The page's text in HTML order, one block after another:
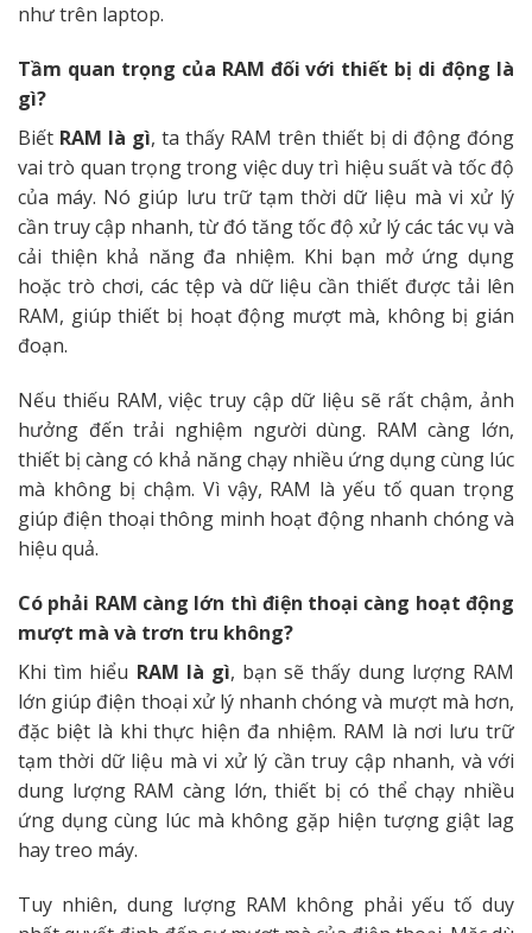
như trên laptop.
Tầm quan trọng của RAM đối với thiết bị di động là
gì?
Biết RAM là gì, ta thấy RAM trên thiết bị di động đóng
vai trò quan trọng trong việc duy trì hiệu suất và tốc độ
của máy. Nó giúp lưu trữ tạm thời dữ liệu mà vi xử lý
cần truy cập nhanh, từ đó tăng tốc độ xử lý các tác vụ và
cải thiện khả năng đa nhiệm. Khi bạn mở ứng dụng
hoặc trò chơi, các tệp và dữ liệu cần thiết được tải lên
RAM, giúp thiết bị hoạt động mượt mà, không bị gián
đoạn.
Nếu thiếu RAM, việc truy cập dữ liệu sẽ rất chậm, ảnh
hưởng đến trải nghiệm người dùng. RAM càng lớn,
thiết bị càng có khả năng chạy nhiều ứng dụng cùng lúc
mà không bị chậm. Vì vậy, RAM là yếu tố quan trọng
giúp điện thoại thông minh hoạt động nhanh chóng và
hiệu quả.
Có phải RAM càng lớn thì điện thoại càng hoạt động
mượt mà và trơn tru không?
Khi tìm hiểu RAM là gì, bạn sẽ thấy dung lượng RAM
lớn giúp điện thoại xử lý nhanh chóng và mượt mà hơn,
đặc biệt là khi thực hiện đa nhiệm. RAM là nơi lưu trữ
tạm thời dữ liệu mà vi xử lý cần truy cập nhanh, và với
dung lượng RAM càng lớn, thiết bị có thể chạy nhiều
ứng dụng cùng lúc mà không gặp hiện tượng giật lag
hay treo máy.
Tuy nhiên, dung lượng RAM không phải yếu tố duy